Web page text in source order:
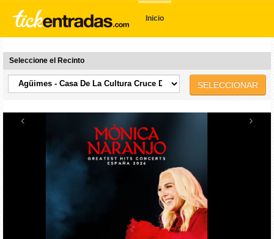
Inicio
Seleccione el Recinto
SELECCIONAR
‹ ›